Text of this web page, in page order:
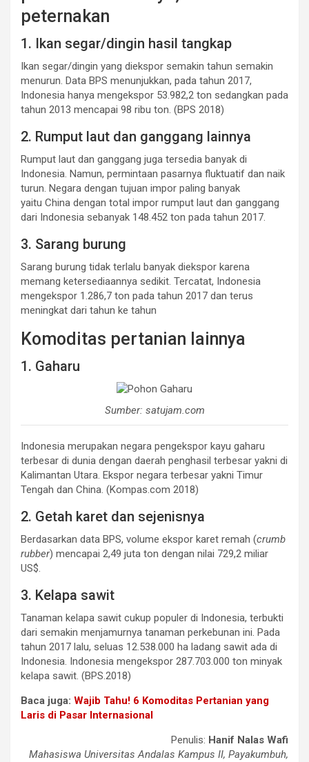
peternakan
1. Ikan segar/dingin hasil tangkap
Ikan segar/dingin yang diekspor semakin tahun semakin
menurun. Data BPS menunjukkan, pada tahun 2017,
Indonesia hanya mengekspor 53.982,2 ton sedangkan pada
tahun 2013 mencapai 98 ribu ton. (BPS 2018)
2. Rumput laut dan ganggang lainnya
Rumput laut dan ganggang juga tersedia banyak di
Indonesia. Namun, permintaan pasarnya fluktuatif dan naik
turun. Negara dengan tujuan impor paling banyak
yaitu China dengan total impor rumput laut dan ganggang
dari Indonesia sebanyak 148.452 ton pada tahun 2017.
3. Sarang burung
Sarang burung tidak terlalu banyak diekspor karena
memang ketersediaannya sedikit. Tercatat, Indonesia
mengekspor 1.286,7 ton pada tahun 2017 dan terus
meningkat dari tahun ke tahun
Komoditas pertanian lainnya
1. Gaharu
Sumber: satujam.com
Indonesia merupakan negara pengekspor kayu gaharu
terbesar di dunia dengan daerah penghasil terbesar yakni di
Kalimantan Utara. Ekspor negara terbesar yakni Timur
Tengah dan China. (Kompas.com 2018)
2. Getah karet dan sejenisnya
Berdasarkan data BPS, volume ekspor karet remah (crumb
rubber) mencapai 2,49 juta ton dengan nilai 729,2 miliar
US$.
3. Kelapa sawit
Tanaman kelapa sawit cukup populer di Indonesia, terbukti
dari semakin menjamurnya tanaman perkebunan ini. Pada
tahun 2017 lalu, seluas 12.538.000 ha ladang sawit ada di
Indonesia. Indonesia mengekspor 287.703.000 ton minyak
kelapa sawit. (BPS.2018)
Baca juga: Wajib Tahu! 6 Komoditas Pertanian yang
Laris di Pasar Internasional
Penulis: Hanif Nalas Wafi
Mahasiswa Universitas Andalas Kampus II, Payakumbuh,